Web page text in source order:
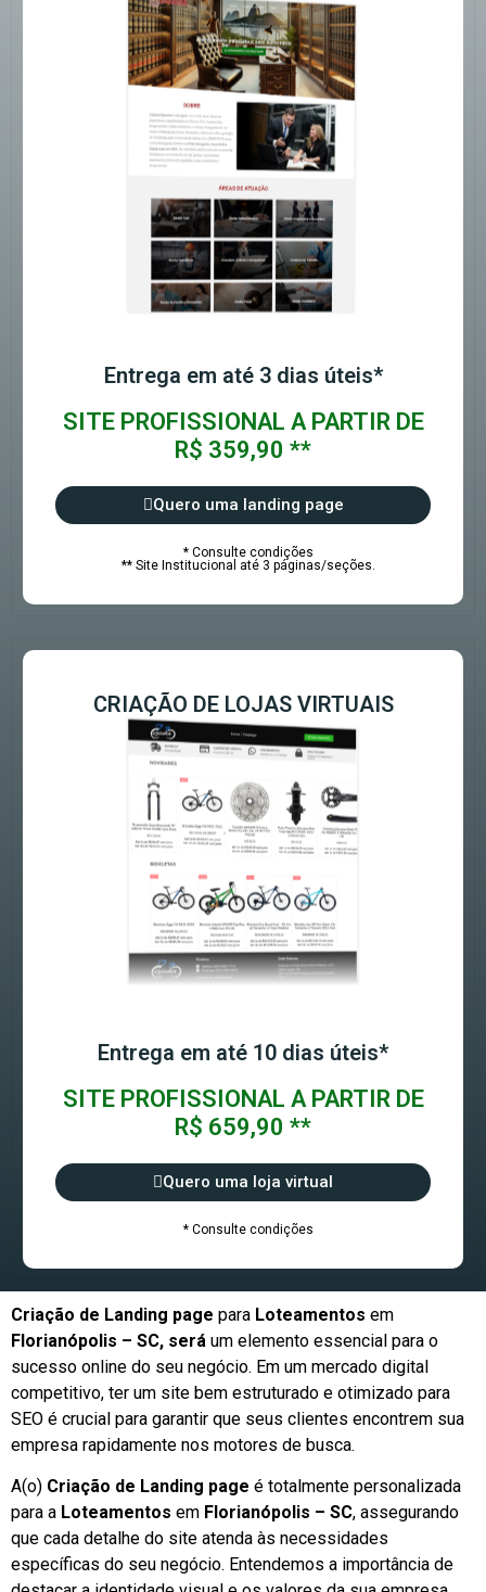
Entrega em até 3 dias úteis*
SITE PROFISSIONAL A PARTIR DE
R$ 359,90 **
Quero uma landing page
* Consulte condições
** Site Institucional até 3 páginas/seções.
CRIAÇÃO DE LOJAS VIRTUAIS
Entrega em até 10 dias úteis*
SITE PROFISSIONAL A PARTIR DE
R$ 659,90 **
Quero uma loja virtual
* Consulte condições
Criação de Landing page para Loteamentos em
Florianópolis – SC, será um elemento essencial para o
sucesso online do seu negócio. Em um mercado digital
competitivo, ter um site bem estruturado e otimizado para
SEO é crucial para garantir que seus clientes encontrem sua
empresa rapidamente nos motores de busca.
A(o) Criação de Landing page é totalmente personalizada
para a Loteamentos em Florianópolis – SC, assegurando
que cada detalhe do site atenda às necessidades
específicas do seu negócio. Entendemos a importância de